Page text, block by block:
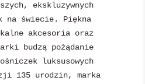
ekskluzywnych
na świecie. Piękna
akcesoria oraz
budzą pożądanie
luksusowych
135 urodzin, marka